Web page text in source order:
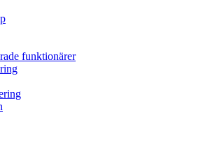
funktionärer